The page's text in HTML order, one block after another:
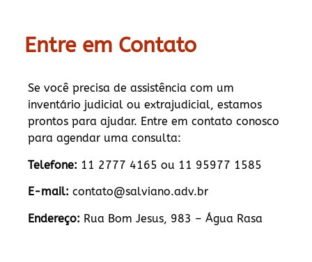
Entre em Contato
Se você precisa de assistência com um
inventário judicial ou extrajudicial, estamos
prontos para ajudar. Entre em contato conosco
para agendar uma consulta:
Telefone: 11 2777 4165 ou 11 95977 1585
E-mail: contato@salviano.adv.br
Endereço: Rua Bom Jesus, 983 – Água Rasa